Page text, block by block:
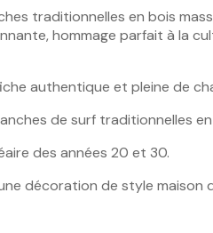
traditionnelles en bois
hommage parfait à la
authentique et pleine de
de surf traditionnelles en
des années 20 et 30.
décoration de style maison